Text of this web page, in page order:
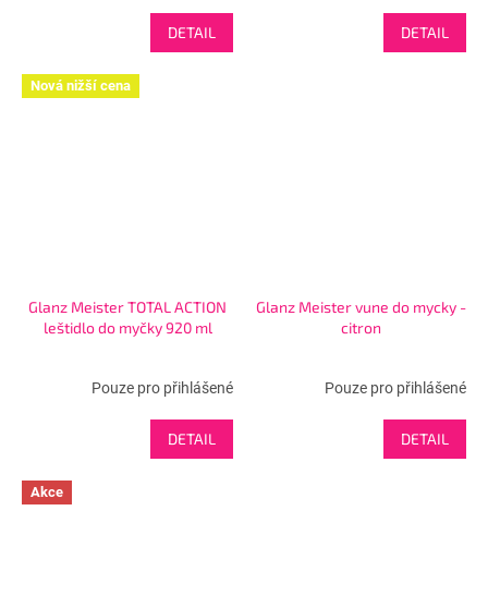
DETAIL DETAIL
Nová nižší cena
Glanz Meister TOTAL ACTION
leštidlo do myčky 920 ml
Pouze pro přihlášené
DETAIL
Glanz Meister vune do mycky -
citron
Pouze pro přihlášené
DETAIL
Akce